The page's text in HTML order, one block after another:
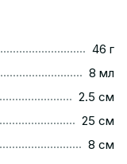
46 г
8 мл
2.5 см
25 см
8 см